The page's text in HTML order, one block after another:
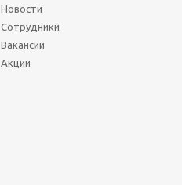
Новости
Сотрудники
Вакансии
Акции